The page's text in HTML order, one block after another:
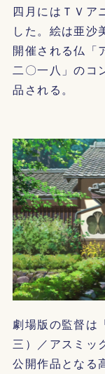
四月にはＴＶア
した。絵は亜沙
開催される仏「
二〇一八」のコ
品される。
劇場版の監督
三）／アスミッ
公開作品となる